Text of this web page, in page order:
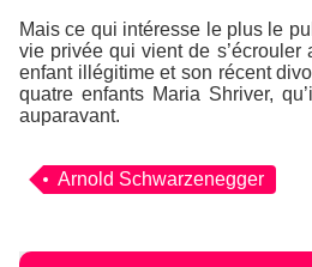
Mais ce qui intéresse le plus le
vie privée qui vient de s’écrouler
enfant illégitime et son récent
quatre enfants Maria Shriver,
auparavant.
Arnold Schwarzenegger